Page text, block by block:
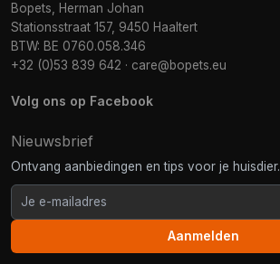
Bopets, Herman Johan
Stationsstraat 157, 9450 Haaltert
BTW: BE 0760.058.346
+32 (0)53 839 642 · care@bopets.eu
Volg ons op Facebook
Nieuwsbrief
Ontvang aanbiedingen en tips voor je huisdier.
Aanmelden